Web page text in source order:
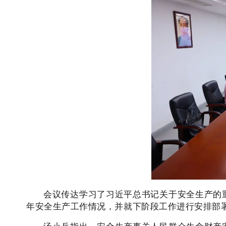
会议传达学习了习近平总书记关于安全生产
年安全生产工作情况，并就下阶段工作进行安排部